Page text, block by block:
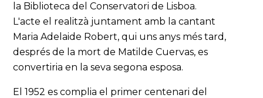
la Biblioteca del Conservatori de Lisboa.
L'acte el realitzà juntament amb la cantant
Maria Adelaide Robert, qui uns anys més tard,
després de la mort de Matilde Cuervas, es
convertiria en la seva segona esposa.
El 1952 es complia el primer centenari del